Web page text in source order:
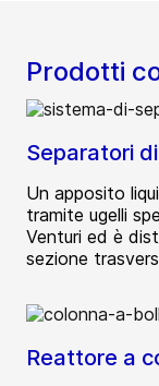
Prodotti
Separatori
Un apposito
tramite ugelli
Venturi ed è
sezione
Reattore a